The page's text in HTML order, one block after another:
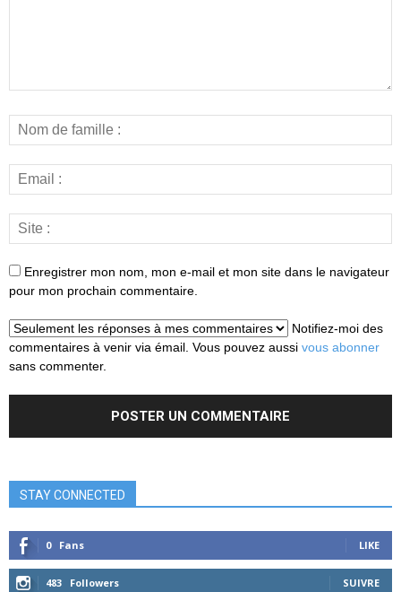
Enregistrer mon nom, mon e-mail et mon site dans le navigateur
pour mon prochain commentaire.
Notifiez-moi des
commentaires à venir via émail. Vous pouvez aussi vous abonner
sans commenter.
STAY CONNECTED
0 Fans LIKE
483 Followers SUIVRE